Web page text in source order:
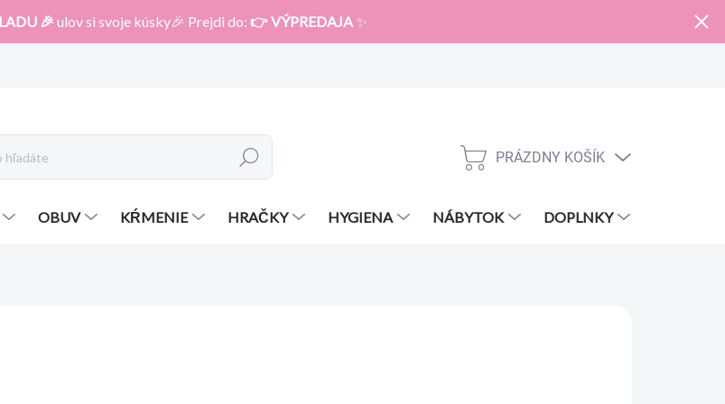
🎉 ulov si svoje kúsky🎉 Prejdi do: 👉 VÝPREDAJA ✨
Hľadať
NÁKUPNÝ
PRÁZDNY KOŠÍK
OBUV KŔMENIE HRAČKY HYGIENA NÁBYTOK DOPLNKY